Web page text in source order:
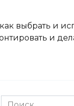
выбрать и
и
Search